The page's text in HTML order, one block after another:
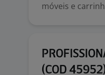
móveis e
(COD